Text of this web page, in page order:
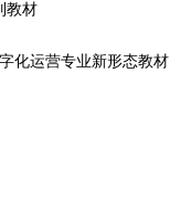
教材
化运营专业新形态教材